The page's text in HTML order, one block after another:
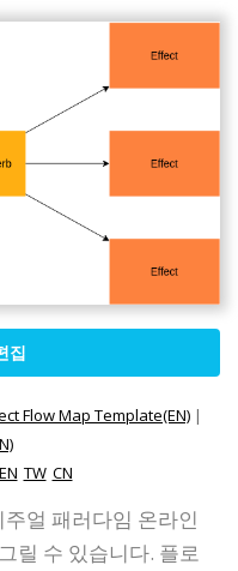
집
Flow Map Template(EN) |
EN TW CN
얼 패러다임 온라인
릴 수 있습니다. 플로